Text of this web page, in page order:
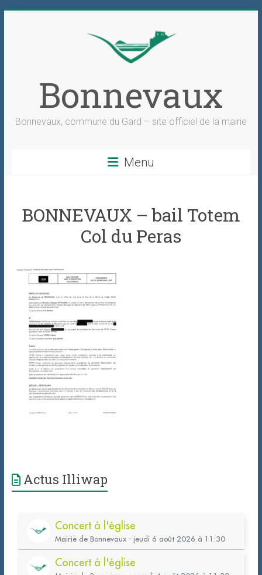
Bonnevaux
Bonnevaux, commune du Gard – site officiel de la mairie
Menu
BONNEVAUX – bail Totem
Col du Peras
Actus Illiwap